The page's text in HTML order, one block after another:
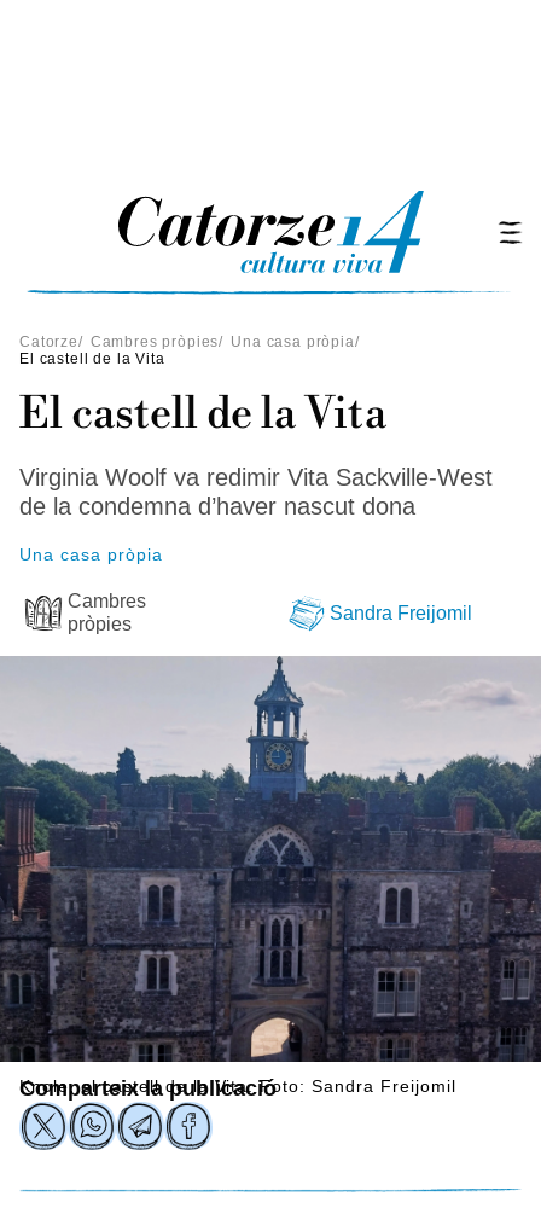
Catorze/ Cambres pròpies/ Una casa pròpia/
El castell de la Vita
El castell de la Vita
Virginia Woolf va redimir Vita Sackville-West
de la condemna d’haver nascut dona
Una casa pròpia
Cambres
pròpies
Sandra Freijomil
Knole, el castell de la Vita. Foto: Sandra Freijomil
Comparteix la publicació